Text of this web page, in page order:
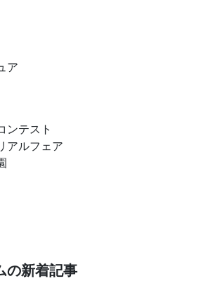
ア
ンテスト
アルフェア
の新着記事